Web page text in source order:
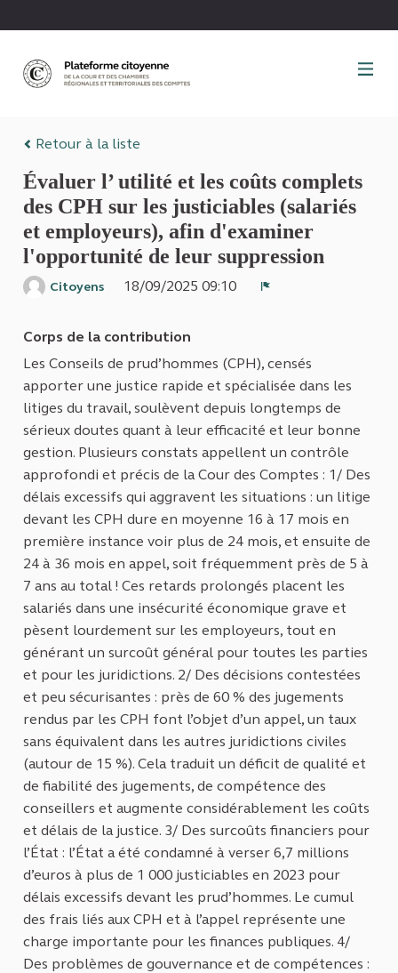
Retour à la liste
Évaluer l’ utilité et les coûts complets
des CPH sur les justiciables (salariés
et employeurs), afin d'examiner
l'opportunité de leur suppression
Citoyens
18/09/2025 09:10
Corps de la contribution
Les Conseils de prud’hommes (CPH), censés
apporter une justice rapide et spécialisée dans les
litiges du travail, soulèvent depuis longtemps de
sérieux doutes quant à leur efficacité et leur bonne
gestion. Plusieurs constats appellent un contrôle
approfondi et précis de la Cour des Comptes : 1/ Des
délais excessifs qui aggravent les situations : un litige
devant les CPH dure en moyenne 16 à 17 mois en
première instance voir plus de 24 mois, et ensuite de
24 à 36 mois en appel, soit fréquemment près de 5 à
7 ans au total ! Ces retards prolongés placent les
salariés dans une insécurité économique grave et
pèsent lourdement sur les employeurs, tout en
générant un surcoût général pour toutes les parties
et pour les juridictions. 2/ Des décisions contestées
et peu sécurisantes : près de 60 % des jugements
rendus par les CPH font l’objet d’un appel, un taux
sans équivalent dans les autres juridictions civiles
(autour de 15 %). Cela traduit un déficit de qualité et
de fiabilité des jugements, de compétence des
conseillers et augmente considérablement les coûts
et délais de la justice. 3/ Des surcoûts financiers pour
l’État : l’État a été condamné à verser 6,7 millions
d’euros à plus de 1 000 justiciables en 2023 pour
délais excessifs devant les prud’hommes. Le cumul
des frais liés aux CPH et à l’appel représente une
charge importante pour les finances publiques. 4/
Des problèmes de gouvernance et de compétences :